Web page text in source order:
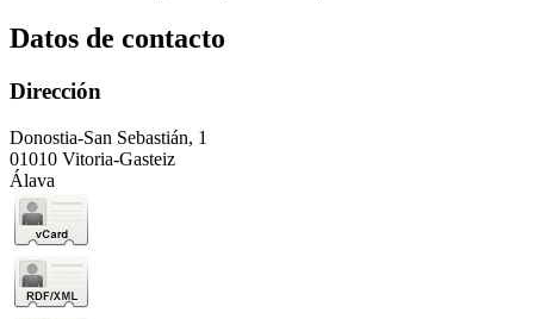
Datos de contacto
Dirección
Donostia-San Sebastián, 1
01010 Vitoria-Gasteiz
Álava